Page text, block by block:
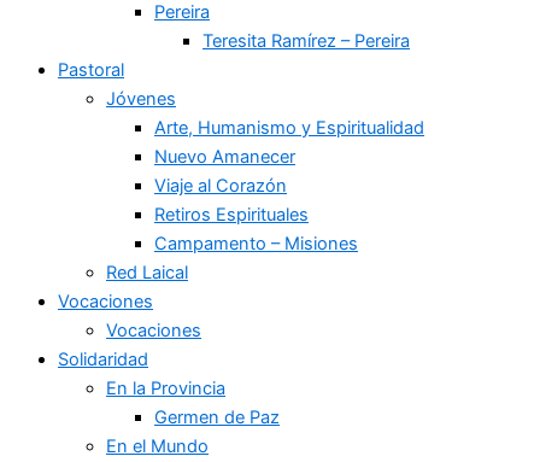
Pereira
Teresita Ramírez – Pereira
Pastoral
Jóvenes
Arte, Humanismo y Espiritualidad
Nuevo Amanecer
Viaje al Corazón
Retiros Espirituales
Campamento – Misiones
Red Laical
Vocaciones
Vocaciones
Solidaridad
En la Provincia
Germen de Paz
En el Mundo